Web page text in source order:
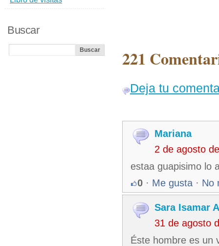
221
Deja tu
Mariana
2 de agosto
estaa guapisimo lo
0 · Me gusta · No
Sara Isamar
31 de agosto
Éste hombre es un
Buscar